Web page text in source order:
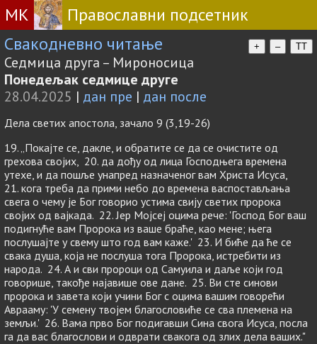
МК
Православни подсетник
Свакодневно читање
+ – TT
Седмица друга – Мироносица
Понедељак седмице друге
28.04.2025 | дан пре | дан после
Дела светих апостола, зачало 9 (3,19-26)
19. „Покајте се, дакле, и обратите се да се очистите од
грехова својих, 20. да дођу од лица Господњега времена
утехе, и да пошље унапред назначеног вам Христа Исуса,
21. кога треба да прими небо до времена васпостављања
свега о чему је Бог говорио устима свију светих пророка
својих од вајкада. 22. Јер Мојсеј оцима рече: 'Господ Бог ваш
подигнуће вам Пророка из ваше браће, као мене; њега
послушајте у свему што год вам каже.' 23. И биће да ће се
свака душа, која не послуша тога Пророка, истребити из
народа. 24. А и сви пророци од Самуила и даље који год
говорише, такође најавише ове дане. 25. Ви сте синови
пророка и завета који учини Бог с оцима вашим говорећи
Аврааму: 'У семену твојем благословиће се сва племена на
земљи.' 26. Вама прво Бог подигавши Сина свога Исуса, посла
га да вас благослови и одврати свакога од злих дела ваших."